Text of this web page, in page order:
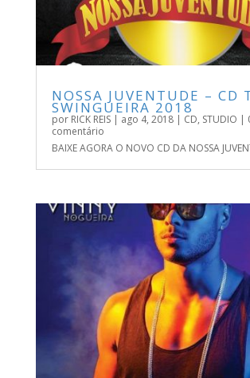
NOSSA JUVENTUDE – CD
SWINGUEIRA 2018
por RICK REIS| ago 4, 2018| CD, STUDIO |
comentário
BAIXE AGORA O NOVO CD DA NOSSA